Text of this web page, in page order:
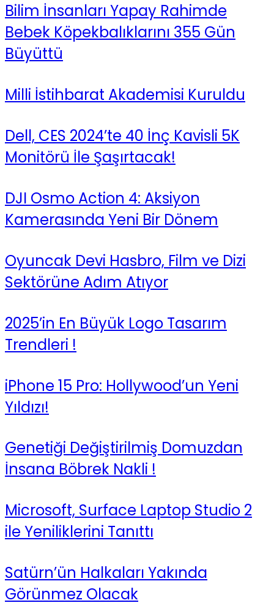
Bilim İnsanları Yapay Rahimde
Bebek Köpekbalıklarını 355 Gün
Büyüttü
Milli İstihbarat Akademisi Kuruldu
Dell, CES 2024’te 40 İnç Kavisli 5K
Monitörü İle Şaşırtacak!
DJI Osmo Action 4: Aksiyon
Kamerasında Yeni Bir Dönem
Oyuncak Devi Hasbro, Film ve Dizi
Sektörüne Adım Atıyor
2025’in En Büyük Logo Tasarım
Trendleri !
iPhone 15 Pro: Hollywood’un Yeni
Yıldızı!
Genetiği Değiştirilmiş Domuzdan
İnsana Böbrek Nakli !
Microsoft, Surface Laptop Studio 2
ile Yeniliklerini Tanıttı
Satürn’ün Halkaları Yakında
Görünmez Olacak